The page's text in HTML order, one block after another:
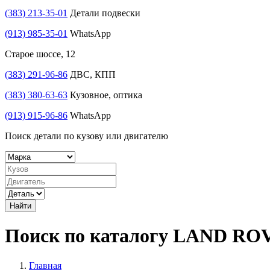
(383) 213-35-01 Детали подвески
(913) 985-35-01 WhatsApp
Старое шоссе, 12
(383) 291-96-86 ДВС, КПП
(383) 380-63-63 Кузовное, оптика
(913) 915-96-86 WhatsApp
Поиск детали по кузову или двигателю
Найти
Поиск по каталогу LAND
Главная